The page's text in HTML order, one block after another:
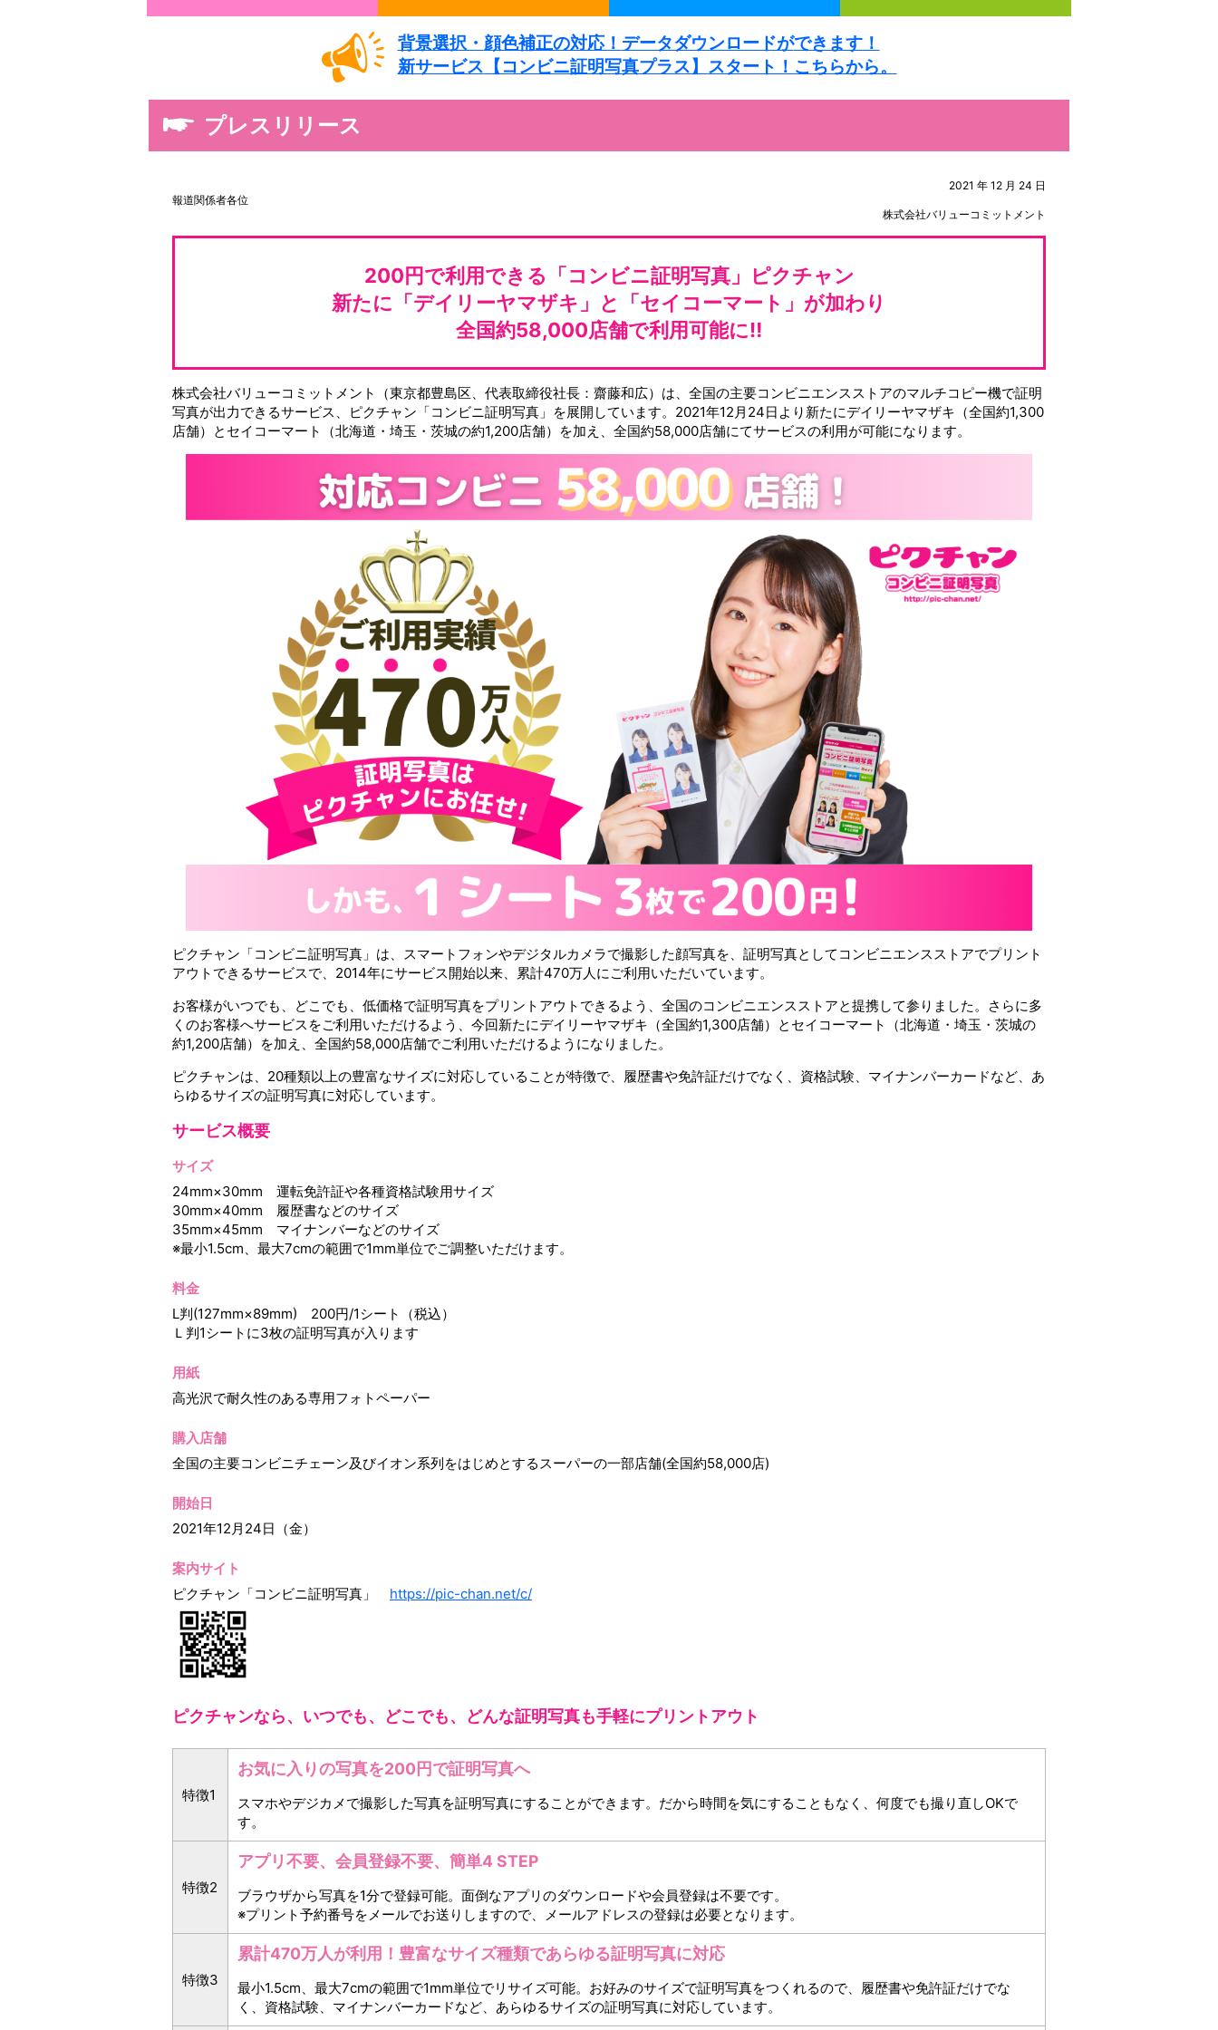
背景選択・ 顔色補正の対応！ データダウンロードができます！
新サービス 【コンビニ証明写真プラス】 スタート！ こちらから。
プレスリリース
2021 年 12 月 24 日
報道関係者各位
株式会社バリューコミットメント
200円で利用できる 「コンビニ証明写真」ピクチャン
新たに「デイリーヤマザキ」と
「セイコーマート」が加わり
全国約58,000店舗で利用可能に‼
株式会社バリューコミットメント（東京都豊島区、代表取締役社長：齋藤和広）は、全国の主要コンビニエンスストアのマルチコピー機で証明
写真が出力できるサービス、ピクチャン「コンビニ証明写真」を展開しています。2021年12月24日より新たにデイリーヤマザキ（全国約1,300
店舗）とセイコーマート（北海道・埼玉・茨城の約1,200店舗）を加え、全国約58,000店舗にてサービスの利用が可能になります。
ピクチャン「コンビニ証明写真」は、スマートフォンやデジタルカメラで撮影した顔写真を、証明写真としてコンビニエンスストアでプリント
アウトできるサービスで、2014年にサービス開始以来、累計470万人にご利用いただいています。
お客様がいつでも、どこでも、低価格で証明写真をプリントアウトできるよう、全国のコンビニエンスストアと提携して参りました。さらに多
くのお客様へサービスをご利用いただけるよう、今回新たにデイリーヤマザキ（全国約1,300店舗）とセイコーマート（北海道・埼玉・茨城の
約1,200店舗）を加え、全国約58,000店舗でご利用いただけるようになりました。
ピクチャンは、20種類以上の豊富なサイズに対応していることが特徴で、履歴書や免許証だけでなく、資格試験、マイナンバーカードなど、あ
らゆるサイズの証明写真に対応しています。
サービス概要
サイズ
24mm×30mm 運転免許証や各種資格試験用サイズ
30mm×40mm 履歴書などのサイズ
35mm×45mm マイナンバーなどのサイズ
※最小1.5cm、最大7cmの範囲で1mm単位でご調整いただけます。
料金
L判(127mm×89mm) 200円/1シート（税込）
Ｌ判1シートに3枚の証明写真が入ります
用紙
高光沢で耐久性のある専用フォトペーパー
購入店舗
全国の主要コンビニチェーン及びイオン系列をはじめとするスーパーの一部店舗(全国約58,000店)
開始日
2021年12月24日（金）
案内サイト
ピクチャン「コンビニ証明写真」 https://pic-chan.net/c/
ピクチャンなら、いつでも、どこでも、どんな証明写真も手軽にプリントアウト
特徴1
お気に入りの写真を200円で証明写真へ
スマホやデジカメで撮影した写真を証明写真にすることができます。だから時間を気にすることもなく、何度でも撮り直しOKで
す。
特徴2
アプリ不要、会員登録不要、簡単4 STEP
ブラウザから写真を1分で登録可能。面倒なアプリのダウンロードや会員登録は不要です。
※プリント予約番号をメールでお送りしますので、メールアドレスの登録は必要となります。
特徴3
累計470万人が利用！豊富なサイズ種類であらゆる証明写真に対応
最小1.5cm、最大7cmの範囲で1mm単位でリサイズ可能。お好みのサイズで証明写真をつくれるので、履歴書や免許証だけでな
く、資格試験、マイナンバーカードなど、あらゆるサイズの証明写真に対応しています。